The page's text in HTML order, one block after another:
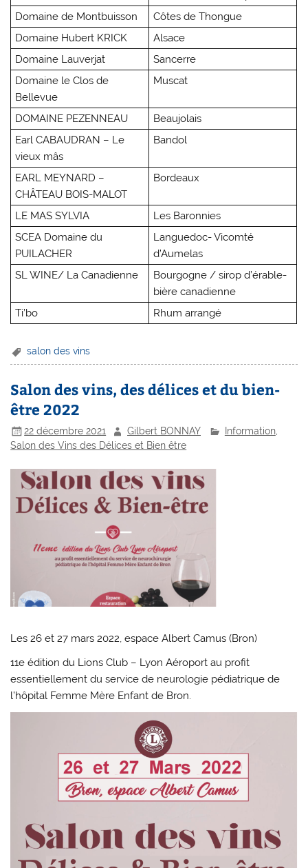
Domaine de Montbuisson
Côtes de Thongue
Domaine Hubert KRICK
Alsace
Domaine Lauverjat
Sancerre
Domaine le Clos de
Bellevue
Muscat
DOMAINE PEZENNEAU
Beaujolais
Earl CABAUDRAN – Le
vieux mâs
Bandol
EARL MEYNARD –
CHÂTEAU BOIS-MALOT
Bordeaux
LE MAS SYLVIA
Les Baronnies
SCEA Domaine du
PUILACHER
Languedoc- Vicomté
d’Aumelas
SL WINE/ La Canadienne
Bourgogne / sirop d’érable-
bière canadienne
Ti’bo
Rhum arrangé
salon des vins
Salon des vins, des délices et du bien-
être 2022
22 décembre 2021 Gilbert BONNAY Information,
Salon des Vins des Délices et Bien être
Les 26 et 27 mars 2022, espace Albert Camus (Bron)
11e édition du Lions Club – Lyon Aéroport au profit
essentiellement du service de neurologie pédiatrique de
l’hôpital Femme Mère Enfant de Bron.